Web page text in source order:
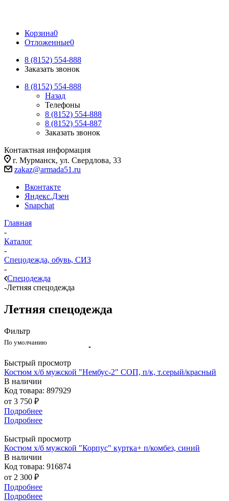
Корзина0
Отложенные0
8 (8152) 554-888
Заказать звонок
8 (8152) 554-888
Назад
Телефоны
8 (8152) 554-888
8 (8152) 554-887
Заказать звонок
Контактная информация
г. Мурманск, ул. Свердлова, 33
zakaz@armada51.ru
Вконтакте
Яндекс.Дзен
Snapchat
Главная
-
Каталог
-
Спецодежда, обувь, СИЗ
-
Спецодежда
-Летняя спецодежда
Летняя спецодежда
Фильтр
По умолчанию
Быстрый просмотр
Костюм х/б мужской "Нембус-2" СОП, п/к, т.серый/красный
В наличии
Код товара: 897929
от 3 750 ₽
Подробнее
Подробнее
Быстрый просмотр
Костюм х/б мужской "Корпус" куртка+ п/комбез, синий
В наличии
Код товара: 916874
от 2 300 ₽
Подробнее
Подробнее